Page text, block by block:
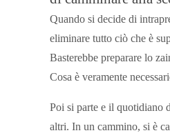
Quando si decide di
eliminare tutto ciò che è
Basterebbe preparare lo
Cosa è veramente
Poi si parte e il quotidiano
altri. In un cammino, si è